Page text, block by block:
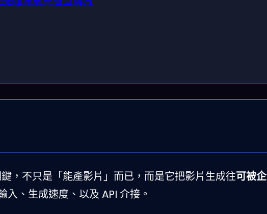
，不只是「能產影片」而已，而是它把影片生成往可被企
、生成速度、以及 API 介接。